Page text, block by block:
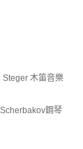
木笛音樂
鋼琴